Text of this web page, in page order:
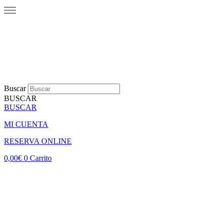
Buscar
BUSCAR
BUSCAR
MI CUENTA
RESERVA ONLINE
0,00€ 0 Carrito